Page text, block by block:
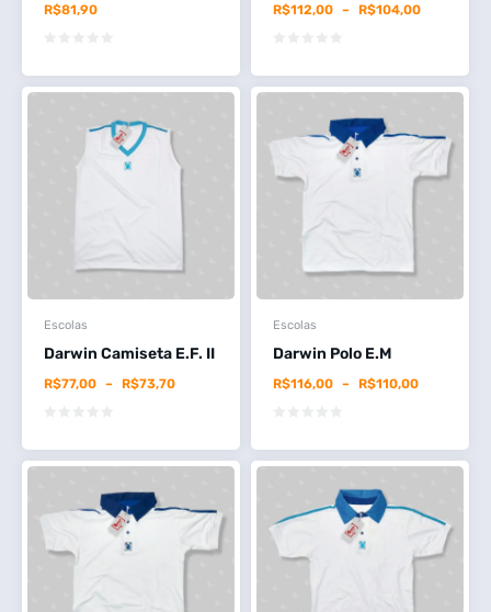
R$81,90 R$104,00
–
R$112,00
Escolas
Darwin Camiseta E.F. II
R$73,70
–
R$77,00
Escolas
Darwin Polo E.M
R$110,00
–
R$116,00